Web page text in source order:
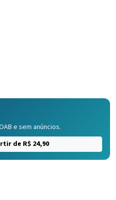
e sem anúncios.
de R$ 24,90